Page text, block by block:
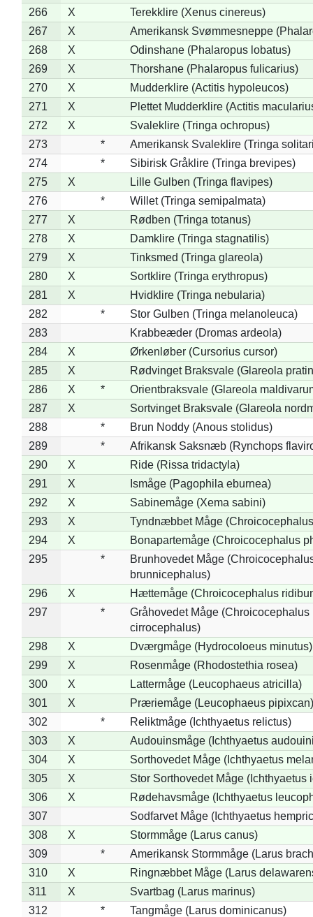
266
X
Terekklire (Xenus cinereus)
267
X
Amerikansk Svømmesneppe
268
X
Odinshane (Phalaropus lobatus)
269
X
Thorshane (Phalaropus fulicarius)
270
X
Mudderklire (Actitis hypoleucos)
271
X
Plettet Mudderklire (Actitis
272
X
Svaleklire (Tringa ochropus)
273
*
Amerikansk Svaleklire (Tringa
274
*
Sibirisk Gråklire (Tringa brevipes)
275
X
Lille Gulben (Tringa flavipes)
276
*
Willet (Tringa semipalmata)
277
X
Rødben (Tringa totanus)
278
X
Damklire (Tringa stagnatilis)
279
X
Tinksmed (Tringa glareola)
280
X
Sortklire (Tringa erythropus)
281
X
Hvidklire (Tringa nebularia)
282
*
Stor Gulben (Tringa melanoleuca)
283
Krabbeæder (Dromas ardeola)
284
X
Ørkenløber (Cursorius cursor)
285
X
Rødvinget Braksvale (Glareola
286
X *
Orientbraksvale (Glareola
287
X
Sortvinget Braksvale (Glareola
288
*
Brun Noddy (Anous stolidus)
289
*
Afrikansk Saksnæb (Rynchops
290
X
Ride (Rissa tridactyla)
291
X
Ismåge (Pagophila eburnea)
292
X
Sabinemåge (Xema sabini)
293
X
Tyndnæbbet Måge
294
X
Bonapartemåge (Chroicocephalus
295
*
Brunhovedet Måge
brunnicephalus)
296
X
Hættemåge (Chroicocephalus
297
*
Gråhovedet Måge (Chroicocephalus
cirrocephalus)
298
X
Dværgmåge (Hydrocoloeus minutus)
299
X
Rosenmåge (Rhodostethia rosea)
300
X
Lattermåge (Leucophaeus atricilla)
301
X
Præriemåge (Leucophaeus pipixcan)
302
*
Reliktmåge (Ichthyaetus relictus)
303
X
Audouinsmåge (Ichthyaetus
304
X
Sorthovedet Måge (Ichthyaetus
305
X
Stor Sorthovedet Måge (Ichthyaetus
306
X
Rødehavsmåge (Ichthyaetus
307
Sodfarvet Måge (Ichthyaetus
308
X
Stormmåge (Larus canus)
309
*
Amerikansk Stormmåge (Larus
310
X
Ringnæbbet Måge (Larus
311
X
Svartbag (Larus marinus)
312
*
Tangmåge (Larus dominicanus)